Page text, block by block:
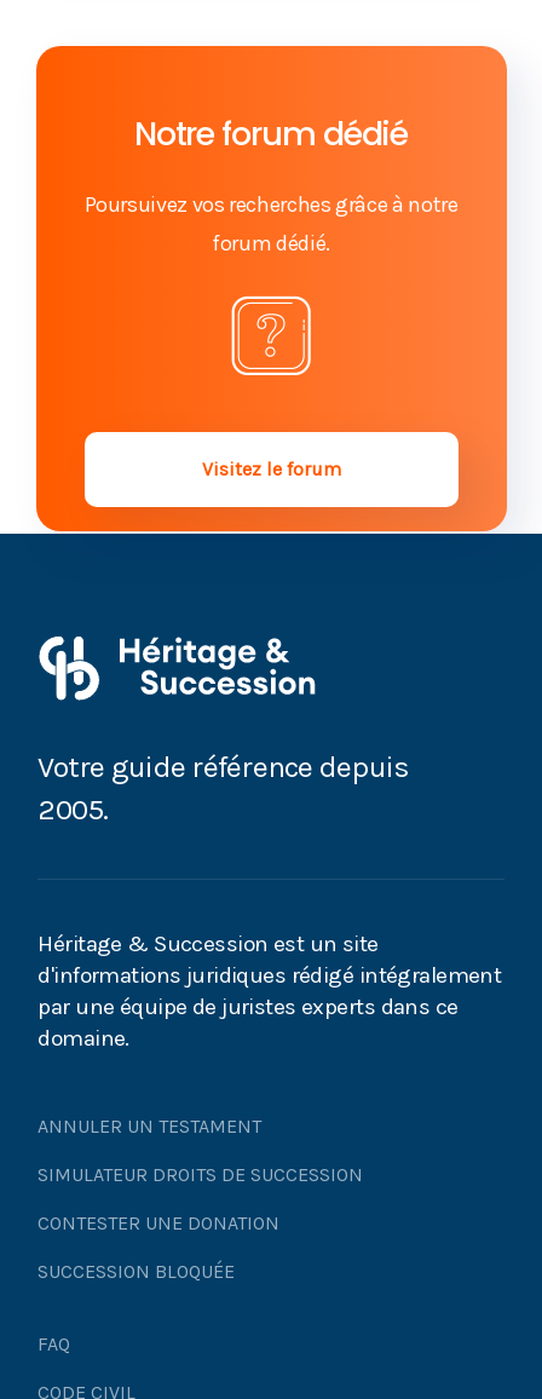
Notre forum dédié
Poursuivez vos recherches grâce à notre
forum dédié.
Visitez le forum
Votre guide référence depuis
2005.
Héritage & Succession est un site
d'informations juridiques rédigé intégralement
par une équipe de juristes experts dans ce
domaine.
ANNULER UN TESTAMENT
SIMULATEUR DROITS DE SUCCESSION
CONTESTER UNE DONATION
SUCCESSION BLOQUÉE
FAQ
CODE CIVIL